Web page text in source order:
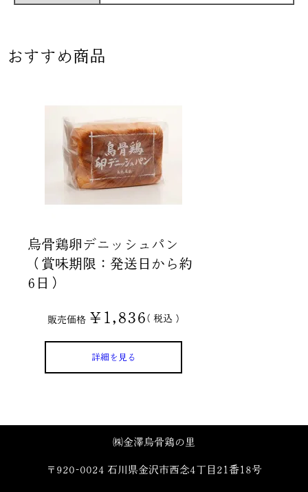
おすすめ商品
烏骨鶏卵デニッシュパン
（賞味期限：発送日から約
6日）
販売価格 ¥ 1,836 税込
詳細を見る
㈱金澤烏骨鶏の里
〒920-0024 石川県金沢市西念4丁目21番18号